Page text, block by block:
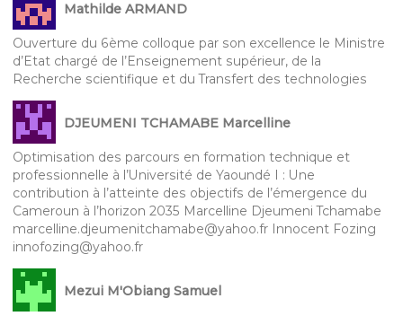
Mathilde ARMAND
Ouverture du 6ème colloque par son excellence le Ministre
d’Etat chargé de l’Enseignement supérieur, de la
Recherche scientifique et du Transfert des technologies
DJEUMENI TCHAMABE Marcelline
Optimisation des parcours en formation technique et
professionnelle à l’Université de Yaoundé I : Une
contribution à l’atteinte des objectifs de l’émergence du
Cameroun à l’horizon 2035 Marcelline Djeumeni Tchamabe
marcelline.djeumenitchamabe@yahoo.fr Innocent Fozing
innofozing@yahoo.fr
Mezui M'Obiang Samuel